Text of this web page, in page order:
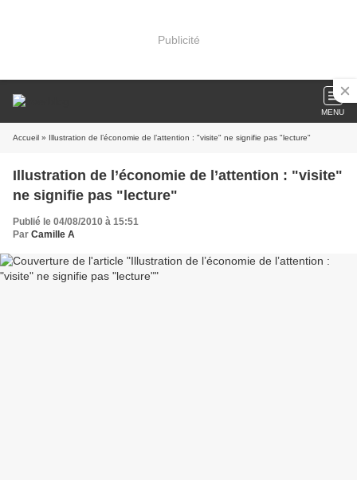
Publicité
MENU
Accueil » Illustration de l’économie de l’attention : "visite" ne signifie pas "lecture"
Illustration de l’économie de l’attention : "visite"
ne signifie pas "lecture"
Publié le 04/08/2010 à 15:51
Par Camille A